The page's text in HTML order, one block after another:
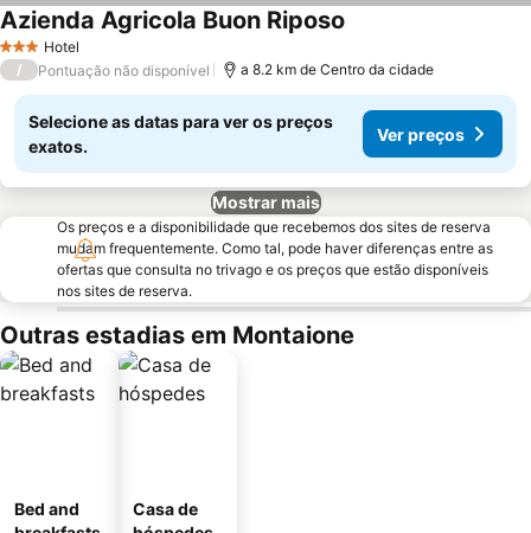
3 EstrelasHotel
Azienda Agricola Buon Riposo
/ Pontuação não disponível a 8.2 km de Centro da cidade
Selecione as datas para ver os preços
exatos.
Ver preços
Mostrar mais
Os preços e a disponibilidade que recebemos dos sites de reserva
mudam frequentemente. Como tal, pode haver diferenças entre as
ofertas que consulta no trivago e os preços que estão disponíveis
nos sites de reserva.
Outras estadias em Montaione
Bed and
Casa de